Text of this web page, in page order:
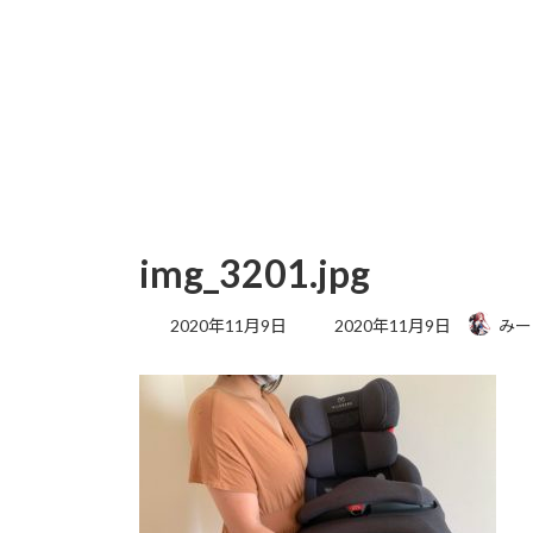
img_3201.jpg
2020年11月9日
最
新
日
:
2020年11月9日 み